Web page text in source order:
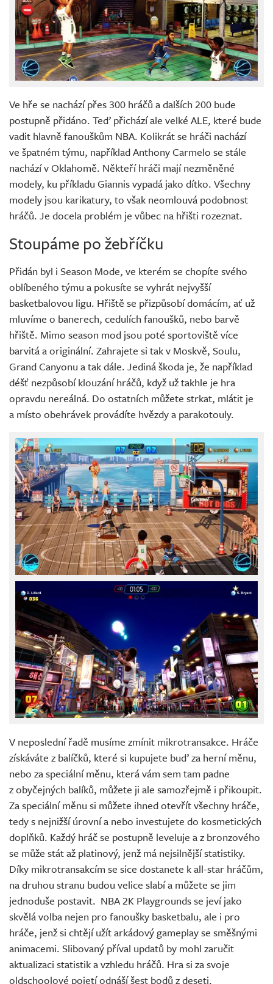
Ve hře se nachází přes 300 hráčů a dalších 200 bude
postupně přidáno. Teď přichází ale velké ALE, které bude
vadit hlavně fanouškům NBA. Kolikrát se hráči nachází
ve špatném týmu, například Anthony Carmelo se stále
nachází v Oklahomě. Někteří hráči mají nezměněné
modely, ku příkladu Giannis vypadá jako dítko. Všechny
modely jsou karikatury, to však neomlouvá podobnost
hráčů. Je docela problém je vůbec na hřišti rozeznat.
Stoupáme po žebříčku
Přidán byl i Season Mode, ve kterém se chopíte svého
oblíbeného týmu a pokusíte se vyhrát nejvyšší
basketbalovou ligu. Hřiště se přizpůsobí domácím, ať už
mluvíme o banerech, cedulích fanoušků, nebo barvě
hřiště. Mimo season mod jsou poté sportoviště více
barvitá a originální. Zahrajete si tak v Moskvě, Soulu,
Grand Canyonu a tak dále. Jediná škoda je, že například
déšť nezpůsobí klouzání hráčů, když už takhle je hra
opravdu nereálná. Do ostatních můžete strkat, mlátit je
a místo obehrávek provádíte hvězdy a parakotouly.
V neposlední řadě musíme zmínit mikrotransakce. Hráče
získáváte z balíčků, které si kupujete buď za herní měnu,
nebo za speciální měnu, která vám sem tam padne
z obyčejných balíků, můžete ji ale samozřejmě i přikoupit.
Za speciální měnu si můžete ihned otevřít všechny hráče,
tedy s nejnižší úrovní a nebo investujete do kosmetických
doplňků. Každý hráč se postupně leveluje a z bronzového
se může stát až platinový, jenž má nejsilnější statistiky.
Díky mikrotransakcím se sice dostanete k all-star hráčům,
na druhou stranu budou velice slabí a můžete se jim
jednoduše postavit. NBA 2K Playgrounds se jeví jako
skvělá volba nejen pro fanoušky basketbalu, ale i pro
hráče, jenž si chtějí užít arkádový gameplay se směšnými
animacemi. Slibovaný příval updatů by mohl zaručit
aktualizaci statistik a vzhledu hráčů. Hra si za svoje
oldschoolové pojetí odnáší šest bodů z deseti.